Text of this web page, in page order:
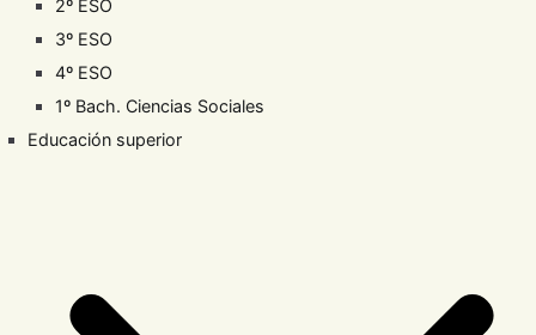
2º ESO
3º ESO
4º ESO
1º Bach. Ciencias Sociales
Educación superior